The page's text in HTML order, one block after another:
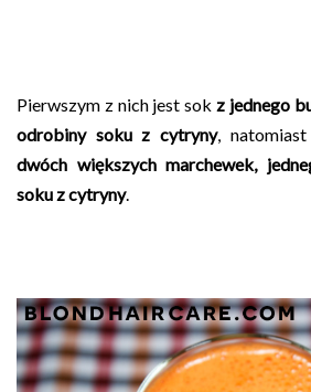
Pierwszym z nich jest sok z jednego
odrobiny soku z cytryny,
dwóch większych marchewek,
soku z cytryny.